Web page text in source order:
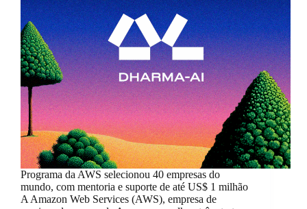
Programa da AWS selecionou 40 empresas do
mundo, com mentoria e suporte de até US$ 1 milhão
A Amazon Web Services (AWS), empresa de